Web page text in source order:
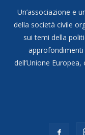
Un’associazione e
della società civile
sui temi della
dell’Unione